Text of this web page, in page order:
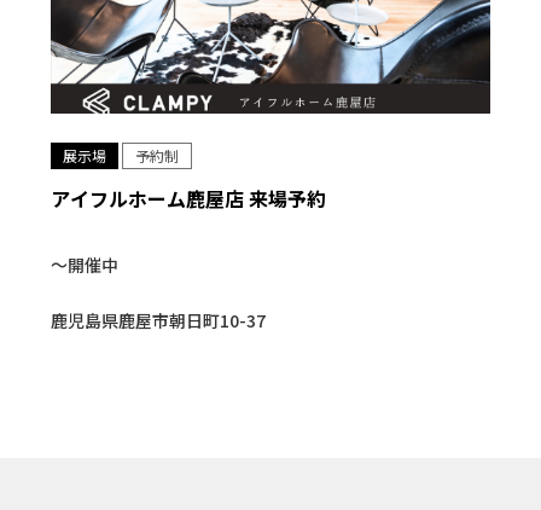
展示場 予約制
アイフルホーム鹿屋店 来場予約
〜開催中
鹿児島県鹿屋市朝日町10-37